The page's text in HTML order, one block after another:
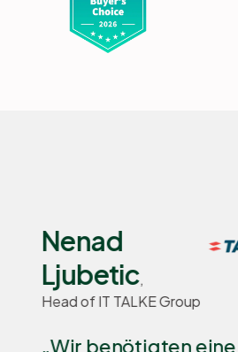
Haraslin,
Penta Hospitals,
Spezialist für
Informations- und